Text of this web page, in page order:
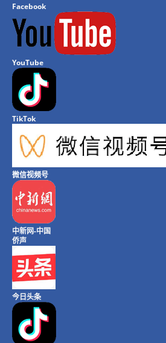
Facebook
YouTube
TikTok
微信视频号
中新网-中国
侨声
今日头条